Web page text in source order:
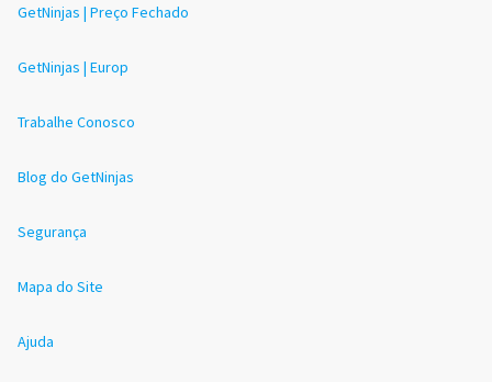
GetNinjas | Preço Fechado
GetNinjas | Europ
Trabalhe Conosco
Blog do GetNinjas
Segurança
Mapa do Site
Ajuda